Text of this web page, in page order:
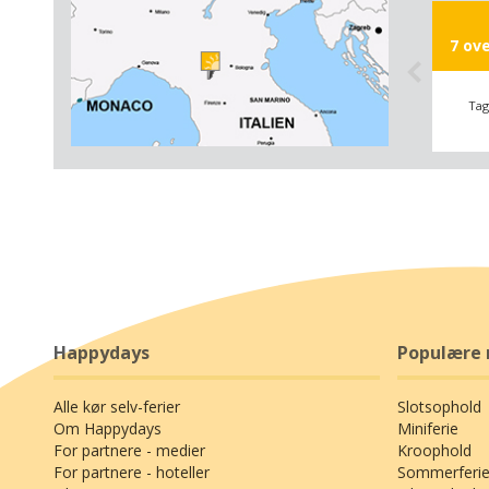
byens
store,
en
under
Det
er det
og
jer til
lune,
7
Happydays
Alle kør selv-ferier
Om Happydays
For partnere - medier
For partnere - hoteller
Populære
Slotsophold
Miniferie
Kroophold